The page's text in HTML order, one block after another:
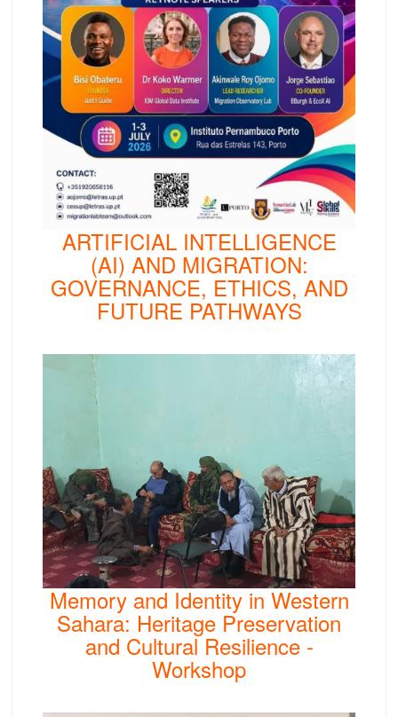
ARTIFICIAL INTELLIGENCE
(AI) AND MIGRATION:
GOVERNANCE, ETHICS, AND
FUTURE PATHWAYS
Memory and Identity in Western
Sahara: Heritage Preservation
and Cultural Resilience -
Workshop